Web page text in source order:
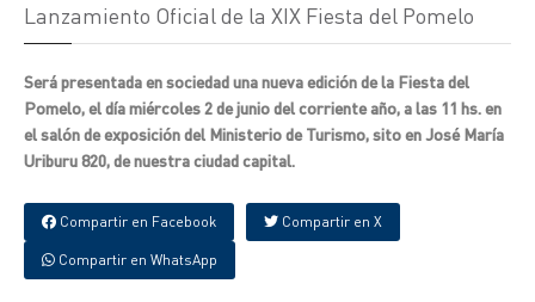
Lanzamiento Oficial de la XIX Fiesta del Pomelo
Será presentada en sociedad una nueva edición de la Fiesta del
Pomelo, el día miércoles 2 de junio del corriente año, a las 11 hs. en
el salón de exposición del Ministerio de Turismo, sito en José María
Uriburu 820, de nuestra ciudad capital.
Compartir en Facebook Compartir en X
Compartir en WhatsApp